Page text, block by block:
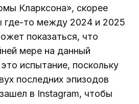
Кларксона», скорее
где-то между 2024 и 2025
показаться, что
мере на данный
испытание, поскольку
последних эпизодов
в Instagram, чтобы